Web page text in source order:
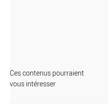
Ces contenus pourraient
vous intéresser